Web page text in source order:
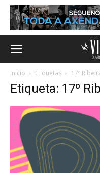
Inicio Etiquetas 17º
Etiqueta: 17º